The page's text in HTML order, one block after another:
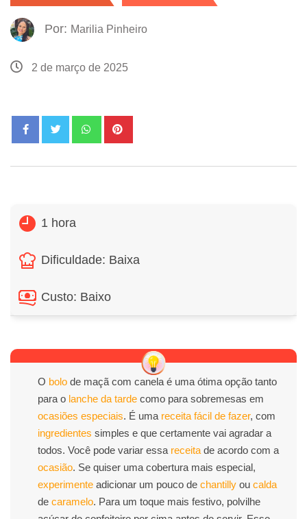
Por: Marilia Pinheiro
2 de março de 2025
1 hora
Dificuldade: Baixa
Custo: Baixo
O bolo de maçã com canela é uma ótima opção tanto
para o lanche da tarde como para sobremesas em
ocasiões especiais. É uma receita fácil de fazer, com
ingredientes simples e que certamente vai agradar a
todos. Você pode variar essa receita de acordo com a
ocasião. Se quiser uma cobertura mais especial,
experimente adicionar um pouco de chantilly ou calda
de caramelo. Para um toque mais festivo, polvilhe